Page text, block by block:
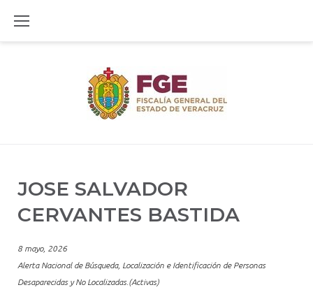
JOSE SALVADOR
CERVANTES BASTIDA
8 mayo, 2026
Alerta Nacional de Búsqueda, Localización e Identificación de Personas
Desaparecidas y No Localizadas.(Activas)